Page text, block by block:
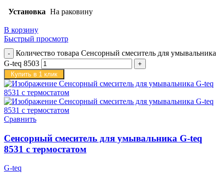
Установка На раковину
В корзину
Быстрый просмотр
Количество товара Сенсорный смеситель для умывальника
G-teq 8503
Купить в 1 клик
Сравнить
Сенсорный смеситель для умывальника G-teq
8531 с термостатом
G-teq